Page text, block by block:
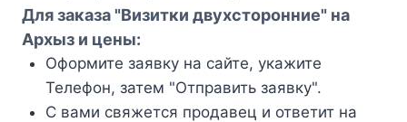
Для заказа "Визитки двухсторонние" на
Архыз и цены:
Оформите заявку на сайте, укажите
Телефон, затем "Отправить заявку".
С вами свяжется продавец и ответит на